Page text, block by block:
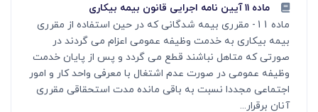
ماده ۱۱ آیین نامه اجرایی قانون بیمه بیکاری
ماده 11- مقرری بیمه شدگانی که در حین استفاده از مقرری
بیمه بیکاری به خدمت وظیفه عمومی اعزام می گردند در
صورتی که متاهل نباشند قطع می گردد و پس از پایان خدمت
وظیفه عمومی در صورت عدم اشتغال با معرفی واحد کار و امور
اجتماعی مجددا نسبت به باقی مانده مدت استحقاقی مقرری
آنان برقرار...